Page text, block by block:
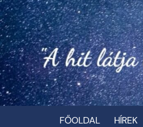
Skip
to
content
FŐOLDAL HÍREK